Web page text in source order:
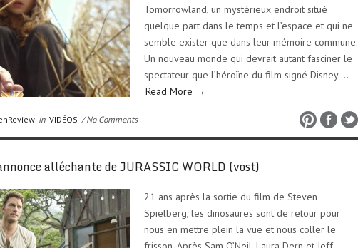
Tomorrowland, un mystérieux endroit situé
quelque part dans le temps et l’espace et qui ne
semble exister que dans leur mémoire commune.
Un nouveau monde qui devrait autant fasciner le
spectateur que l’héroïne du film signé Disney….
Read More →
in VIDÉOS / No Comments
alléchante de JURASSIC WORLD (vost)
21 ans après la sortie du film de Steven
Spielberg, les dinosaures sont de retour pour
nous en mettre plein la vue et nous coller le